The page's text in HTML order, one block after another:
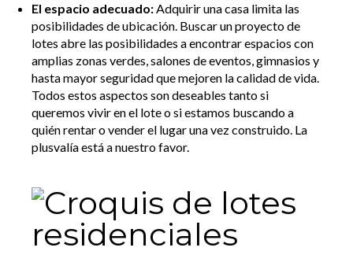
El espacio adecuado:Adquirir una casa limita las
posibilidades de ubicación. Buscar un proyecto de
lotes abre las posibilidades a encontrar espacios con
amplias zonas verdes, salones de eventos, gimnasios y
hasta mayor seguridad que mejoren la calidad de vida.
Todos estos aspectos son deseables tanto si
queremos vivir en el lote o si estamos buscando a
quién rentar o vender el lugar una vez construido. La
plusvalía está a nuestro favor.